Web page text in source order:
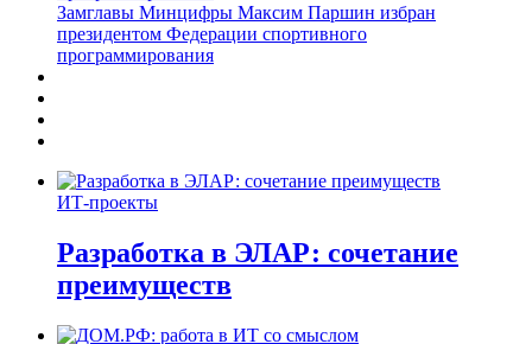
Замглавы Минцифры Максим Паршин избран
президентом Федерации спортивного
программирования
ИТ-проекты
Разработка в ЭЛАР: сочетание
преимуществ